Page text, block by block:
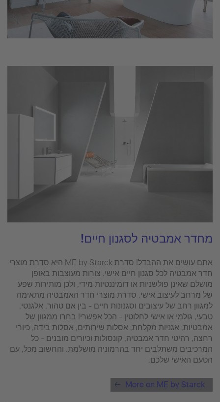
מחדר אמבטיה לסגנון חיים!
אתם עושים את ההבדל! סדרת ME by Starck היא סדרת מוצרי
חדר אמבטיה לכל סגנון חיים אישי. צורות מעוצבות באופן
מושלם שאינן פולשניות או דומיננטיות מידי, ולכן מותירות שפע
של מרחב לעיצוב אישי. סדרת מוצרי חדר האמבטיה מתאימה
למגוון רחב של עיצובים וסגנונות חיים - בין אם טהור, אלגנטי,
טבעי, גולמי או אישי לחלוטין - הכל אפשרי! בחרו ממגוון של
אמבטיות, אגניות מקלחת, אסלות שירותים, אסלות בידה, כיורי
רחצה, רהיטי חדר אמבטיה, קונסולות וכיורים מובנים - כל
המרכיבים משתלבים יחד בהרמוניה מושלמת. והחשוב מכל, עם
הטעם האישי שלכם.
More on ME by Starck